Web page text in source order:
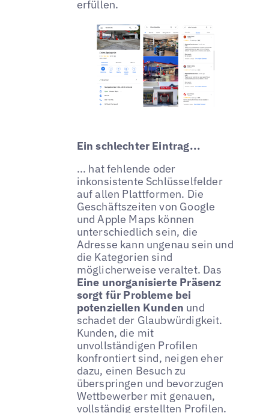
erfüllen.
Ein schlechter Eintrag...
... hat fehlende oder
inkonsistente Schlüsselfelder
auf allen Plattformen. Die
Geschäftszeiten von Google
und Apple Maps können
unterschiedlich sein, die
Adresse kann ungenau sein und
die Kategorien sind
möglicherweise veraltet. Das
Eine unorganisierte Präsenz
sorgt für Probleme bei
potenziellen Kunden und
schadet der Glaubwürdigkeit.
Kunden, die mit
unvollständigen Profilen
konfrontiert sind, neigen eher
dazu, einen Besuch zu
überspringen und bevorzugen
Wettbewerber mit genauen,
vollständig erstellten Profilen.